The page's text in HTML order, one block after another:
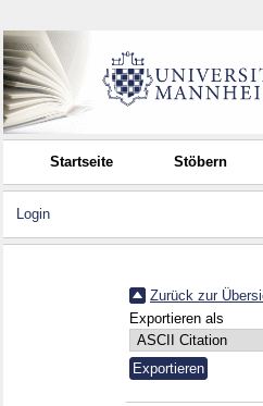
Startseite Stöbern
Login
Zurück zur
Exportieren als